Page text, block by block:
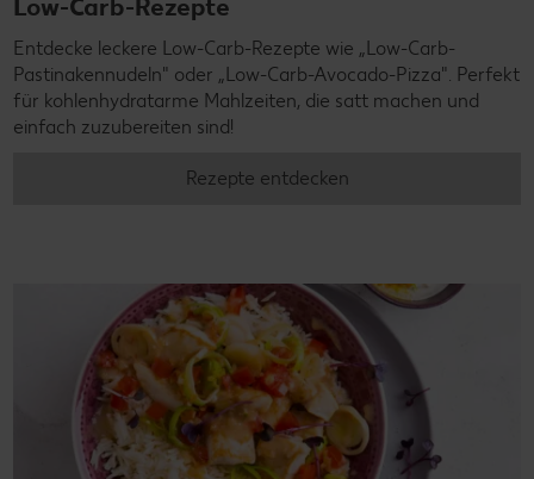
Low-Carb-Rezepte
Entdecke leckere Low-Carb-Rezepte wie „Low-Carb-
Pastinakennudeln" oder „Low-Carb-Avocado-Pizza". Perfekt
für kohlenhydratarme Mahlzeiten, die satt machen und
einfach zuzubereiten sind!
Rezepte entdecken